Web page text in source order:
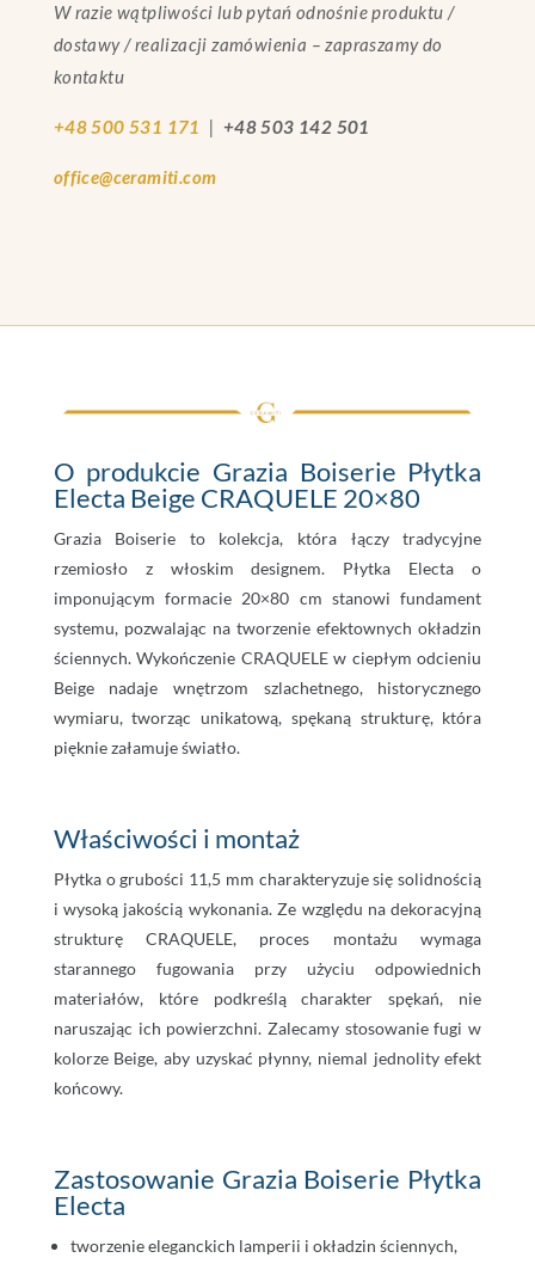
W razie wątpliwości lub pytań odnośnie produktu /
dostawy / realizacji zamówienia – zapraszamy do
kontaktu
+48 500 531 171 | +48 503 142 501
office@ceramiti.com
O produkcie Grazia Boiserie Płytka
Electa Beige CRAQUELE 20×80
Grazia Boiserie to kolekcja, która łączy tradycyjne
rzemiosło z włoskim designem. Płytka Electa o
imponującym formacie 20×80 cm stanowi fundament
systemu, pozwalając na tworzenie efektownych okładzin
ściennych. Wykończenie CRAQUELE w ciepłym odcieniu
Beige nadaje wnętrzom szlachetnego, historycznego
wymiaru, tworząc unikatową, spękaną strukturę, która
pięknie załamuje światło.
Właściwości i montaż
Płytka o grubości 11,5 mm charakteryzuje się solidnością
i wysoką jakością wykonania. Ze względu na dekoracyjną
strukturę CRAQUELE, proces montażu wymaga
starannego fugowania przy użyciu odpowiednich
materiałów, które podkreślą charakter spękań, nie
naruszając ich powierzchni. Zalecamy stosowanie fugi w
kolorze Beige, aby uzyskać płynny, niemal jednolity efekt
końcowy.
Zastosowanie Grazia Boiserie Płytka
Electa
tworzenie eleganckich lamperii i okładzin ściennych,